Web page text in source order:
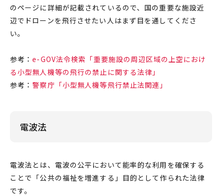
のページに詳細が記載されているので、国の重要な施設近
辺で ドローンを飛行させたい人はまず目を通してくださ
い。
参考：e-GOV法令検索「重要施設の周辺区域の上空におけ
る小型無人機等の飛行の禁止に関する法律」
参考：警察庁「小型無人機等飛行禁止法関連」
電波法
電波法とは、電波の公平において能率的な利用を確保する
ことで「公共の福祉を増進する」目的として作られた法律
です。